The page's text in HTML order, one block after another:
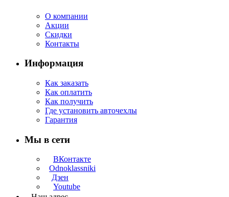
О компании
Акции
Скидки
Контакты
Информация
Как заказать
Как оплатить
Как получить
Где установить авточехлы
Гарантия
Мы в сети
ВКонтакте
Odnoklassniki
Дзен
Youtube